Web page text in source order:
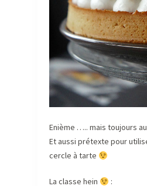
Enième ….. mais toujours
Et aussi prétexte pour
cercle à tarte
La classe hein :